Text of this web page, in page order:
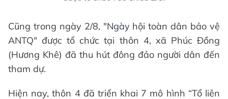
Cũng trong ngày 2/8, "Ngày hội toàn dân bảo vệ
ANTQ" được tổ chức tại thôn 4, xã Phúc Đồng
(Hương Khê) đã thu hút đông đảo người dân đến
tham dự.
Hiện nay, thôn 4 đã triển khai 7 mô hình “Tổ liên